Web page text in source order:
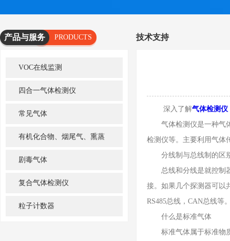
产品与服务
PRODUCTS
SERVICES
VOC在线监测
四合一气体检测仪
常见气体
有机化合物、烟尾气、熏蒸
剧毒气体
复合气体检测仪
粒子计数器
技术支持
深入了解气体检测仪
气体检测仪是一种气体
检测仪等。主要利用气体
分线制与总线制的区
总线和分线是就控制器
接。如果几个探测器可以
RS485总线，CAN总线等
什么是标准气体
标准气体属于标准物质